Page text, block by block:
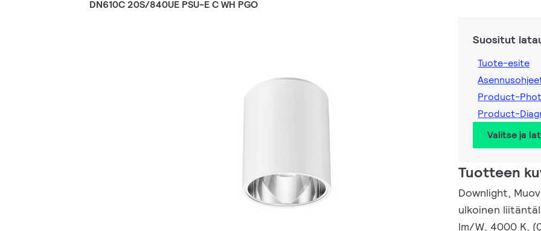
DN610C 20S/840UE PSU-E C WH PGO
Suositut
Tuote-esite
Product-
Product-
Valitse ja
Tuotteen
Downlight,
ulkoinen
lm/W, 4000 K,